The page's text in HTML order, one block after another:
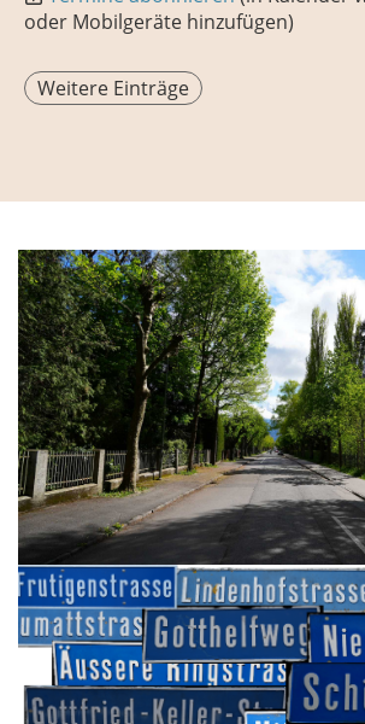
oder Mobilgeräte hinzufügen)
Weitere Einträge